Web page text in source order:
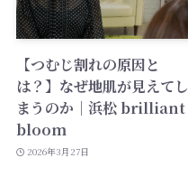
【つむじ割れの原因と
は？】なぜ地肌が見えてし
まうのか｜浜松 brilliant
bloom
2026年3月27日